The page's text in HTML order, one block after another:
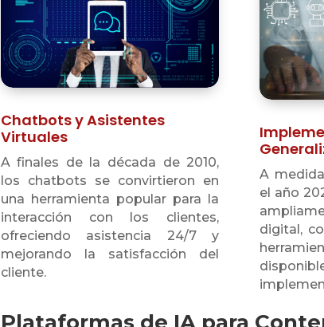
Chatbots y Asistentes
Virtuales
A finales de la década de 2010,
los chatbots se convirtieron en
una herramienta popular para la
interacción con los clientes,
ofreciendo asistencia 24/7 y
mejorando la satisfacción del
cliente.
A
el año
digital,